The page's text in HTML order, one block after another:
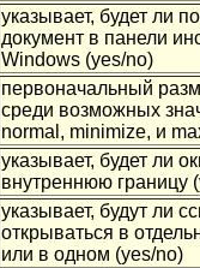
указывает, будет ли
документ в панели
Windows (yes/no)
первоначальный
среди возможных
normal, minimize, и
указывает, будет ли
внутреннюю границу
указывает, будут ли
открываться в
или в одном (yes/no)